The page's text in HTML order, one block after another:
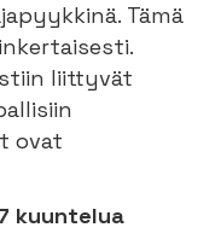
Tämä
liittyvät
ovat
kuuntelua